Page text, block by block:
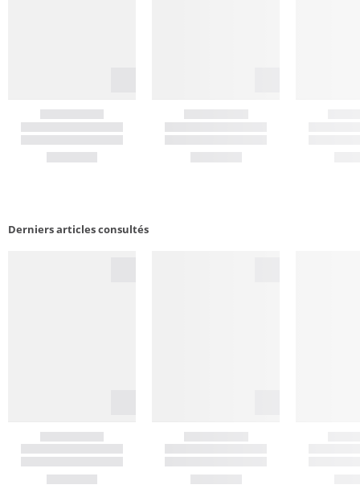
Derniers articles consultés